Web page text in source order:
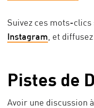
Suivez ces mots-clics
Instagram , et
Pistes de
Avoir une discussion